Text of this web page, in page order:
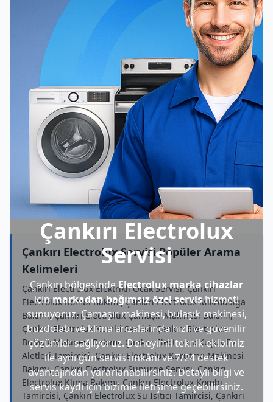
Çankırı Electrolux
Servisi
Çankırı bölgesindeElectrolux marka cihazlar
içinmarkadan bağımsız özel servishizmeti
sunuyoruz. Çamaşır makinesi, bulaşık makinesi,
buzdolabı ve klima arızalarında hızlı ve güvenilir
çözümler sağlıyoruz. Deneyimli teknik ekibimiz
ile aynı gün servis imkânı ve 7/24 destek
avantajından yararlanabilirsiniz. Detaylı bilgi ve
servis kaydı için bizimle iletişime geçebilirsiniz.
Çankırı Electrolux Servisi Popüler Arama
Kelimeleri
Çankırı Electrolux Elektrikli Ocak Servisi, Çankırı
Electrolux Kombi Bakımı, Çankırı Electrolux Mikrodalga
Bakımı, Çankırı Electrolux Çamaşır Makinesi Bakımı,
Çankırı Electrolux Kombi Servisi, Çankırı Electrolux
Bulaşık Makinesi Bakımı, Çankırı Electrolux Küçük Ev
Aletleri Tamircisi, Çankırı Electrolux Kurutma Makinesi
Bakımı, Çankırı Electrolux Süpürge Servisi, Çankırı
Electrolux Klima Bakımı, Çankırı Electrolux Kombi
Tamircisi, Çankırı Electrolux Su Isıtıcı Tamircisi, Çankırı